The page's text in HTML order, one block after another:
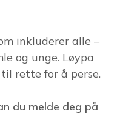
inkluderer alle –
og unge. Løypa
rette for å perse.
du melde deg på